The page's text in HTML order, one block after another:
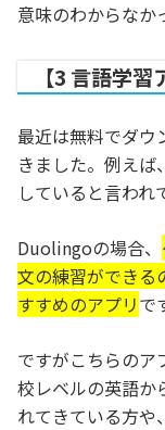
意味のわからなか
【3 言語学習
最近は無料でダウ
きました。例え
していると言われ
Duolingoの場合、
文の練習ができる
すすめのアプリで
ですがこちらのア
校レベルの英語か
れてきている方や